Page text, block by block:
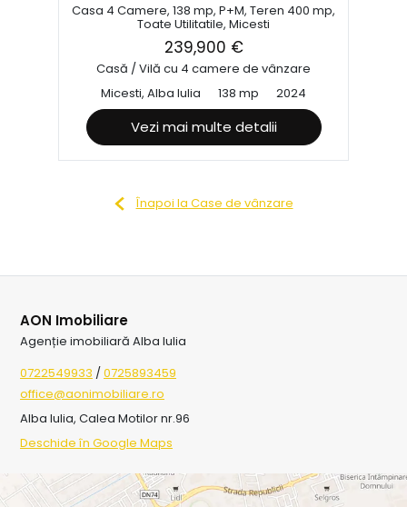
Casa 4 Camere, 138 mp, P+M, Teren 400 mp,
Toate Utilitatile, Micesti
239,900 €
Casă / Vilă cu 4 camere de vânzare
Micesti, Alba Iulia
138 mp 2024
Vezi mai multe detalii
Înapoi la Case de vânzare
AON Imobiliare
Agenție imobiliară Alba Iulia
0722549933 / 0725893459
office@aonimobiliare.ro
Alba Iulia, Calea Motilor nr.96
Deschide în Google Maps